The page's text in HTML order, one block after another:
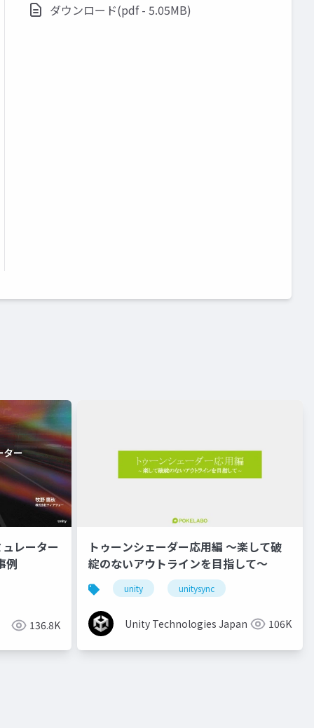
ダウンロード(pdf - 5.05MB)
レーター
例
136.8K
トゥーンシェーダー応用編 ～楽して破
綻のないアウトラインを目指して～
unity unitysync
Unity Technologies Japan 106K